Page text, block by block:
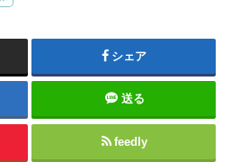
シェア
送る
feedly